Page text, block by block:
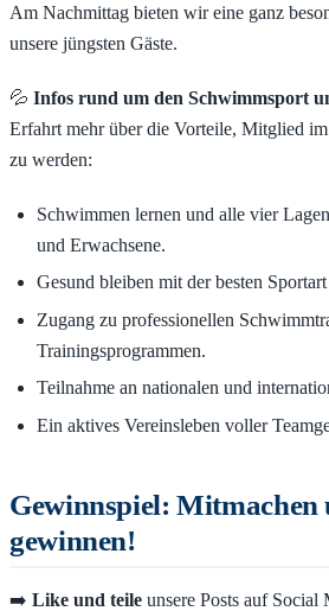
Am Nachmittag bieten wir eine ganz
unsere jüngsten Gäste.
💦 Infos rund um den Schwimmsport
Erfahrt mehr über die Vorteile, Mitglied
zu werden:
Schwimmen lernen und alle vier
und Erwachsene.
Gesund bleiben mit der besten
Zugang zu professionellen
Trainingsprogrammen.
Teilnahme an nationalen und
Ein aktives Vereinsleben voller
Gewinnspiel: Mitmachen
gewinnen!
➡️ Like und teile unsere Posts auf Social